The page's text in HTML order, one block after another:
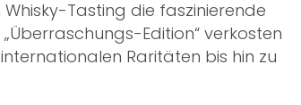
Whisky-Tasting die faszinierende
Edition“ verkosten
Raritäten bis hin zu